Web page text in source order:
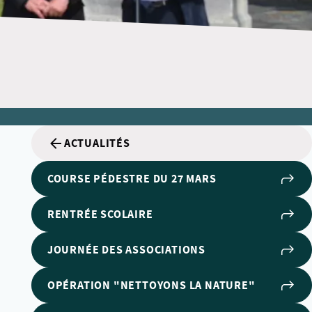
ACTUALITÉS
COURSE PÉDESTRE DU 27 MARS
RENTRÉE SCOLAIRE
JOURNÉE DES ASSOCIATIONS
OPÉRATION "NETTOYONS LA NATURE"